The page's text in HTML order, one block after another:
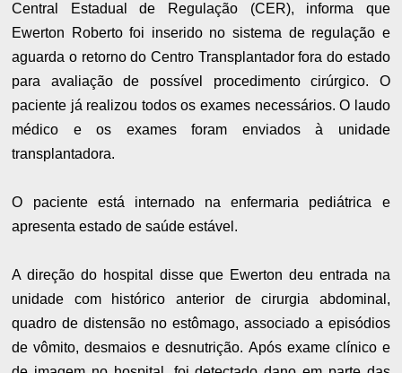
Central Estadual de Regulação (CER), informa que
Ewerton Roberto foi inserido no sistema de regulação e
aguarda o retorno do Centro Transplantador fora do estado
para avaliação de possível procedimento cirúrgico. O
paciente já realizou todos os exames necessários. O laudo
médico e os exames foram enviados à unidade
transplantadora.
O paciente está internado na enfermaria pediátrica e
apresenta estado de saúde estável.
A direção do hospital disse que Ewerton deu entrada na
unidade com histórico anterior de cirurgia abdominal,
quadro de distensão no estômago, associado a episódios
de vômito, desmaios e desnutrição. Após exame clínico e